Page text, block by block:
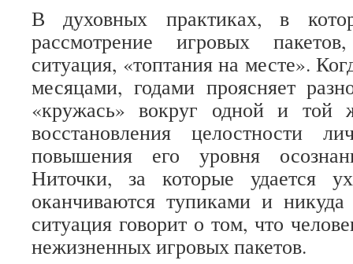
В духовных практиках, в
рассмотрение игровых
ситуация, «топтания на месте».
месяцами, годами проясняет
«кружась» вокруг одной и
восстановления целостности
повышения его уровня
Ниточки, за которые удается
оканчиваются тупиками и
ситуация говорит о том, что
нежизненных игровых пакетов.